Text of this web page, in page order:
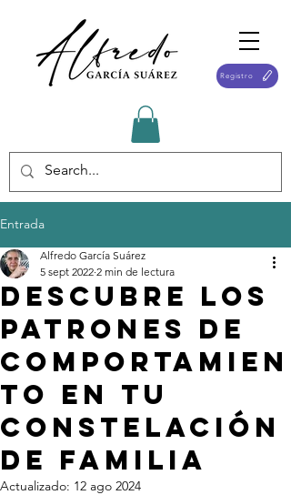
Registro
Entrada
DESCUBRE los
patrones de
comportamien
to en tu
constelación
de familia
Alfredo García Suárez
5 sept 2022 2 min de lectura
Actualizado: 12 ago 2024